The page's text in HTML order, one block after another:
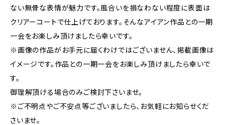
ない無骨な表情が魅力です。風合いを損なわない程度に表面は
クリアーコートで仕上げております。そんなアイアン作品との一期
一会をお楽しみ頂けましたら幸いです。
※画像の作品がお手元に届くわけではございません、掲載画像は
イメージです。作品との一期一会をお楽しみ頂けましたら幸いで
す。
御理解頂ける場合のみご検討下さいませ。
※ご不明点やご不安点等ございましたら、お気軽にお知らせくだ
さいませ。